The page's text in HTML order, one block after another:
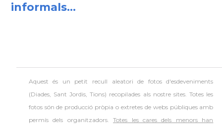
informals...
Aquest és un petit recull aleatori de fotos d'esdeveniments
(Diades, Sant Jordis, Tions) recopilades als nostre sites. Totes les
fotos són de producció pròpia o extretes de webs públiques amb
permís dels organitzadors.Totes les cares dels menors han